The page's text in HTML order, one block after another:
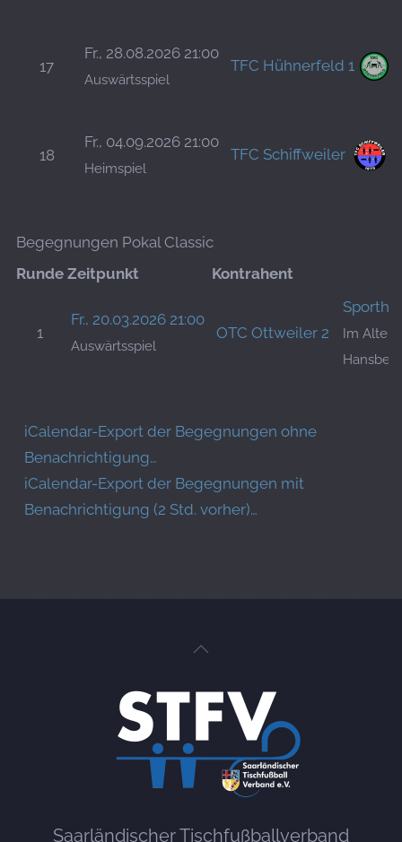
17
Fr., 28.08.2026 21:00
Auswärtsspiel
TFC Hühnerfeld 1
18
Fr., 04.09.2026 21:00
Heimspiel
TFC Schiffweiler
Begegnungen Pokal Classic
Runde Zeitpunkt Kontrahent
1
Fr., 20.03.2026 21:00
Auswärtsspiel
OTC Ottweiler 2
Im Alten
Hansberg
iCalendar-Export der Begegnungen ohne
Benachrichtigung…
iCalendar-Export der Begegnungen mit
Benachrichtigung (2 Std. vorher)…
Saarländischer Tischfußballverband